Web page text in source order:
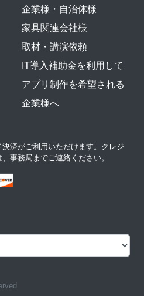
企業様・自治体様
家具関連会社様
取材・講演依頼
IT導入補助金を利用して
アプリ制作を希望される
企業様へ
済がご利用いただけます。クレジ
事務局までご連絡ください。